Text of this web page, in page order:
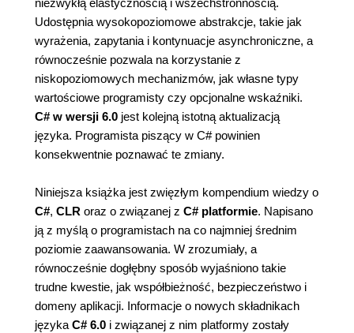
niezwykłą elastycznością i wszechstronnością.
Udostępnia wysokopoziomowe abstrakcje, takie jak
wyrażenia, zapytania i kontynuacje asynchroniczne, a
równocześnie pozwala na korzystanie z
niskopoziomowych mechanizmów, jak własne typy
wartościowe programisty czy opcjonalne wskaźniki.
C# w wersji 6.0 jest kolejną istotną aktualizacją
języka. Programista piszący w C# powinien
konsekwentnie poznawać te zmiany.
Niniejsza książka jest zwięzłym kompendium wiedzy o
C#, CLR oraz o związanej z C# platformie. Napisano
ją z myślą o programistach na co najmniej średnim
poziomie zaawansowania. W zrozumiały, a
równocześnie dogłębny sposób wyjaśniono takie
trudne kwestie, jak współbieżność, bezpieczeństwo i
domeny aplikacji. Informacje o nowych składnikach
języka C# 6.0 i związanej z nim platformy zostały